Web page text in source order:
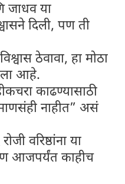
या
दिली, पण ती
ठेवावा, हा मोठा
आहे.
काढण्यासाठी
नाहीत” असं
वरिष्ठांना या
आजपर्यंत काहीच